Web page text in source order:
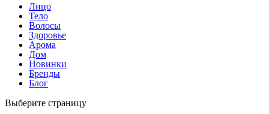
Лицо
Тело
Волосы
Здоровье
Арома
Дом
Новинки
Бренды
Блог
Выберите страницу